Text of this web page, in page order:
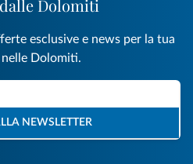
Dolomiti
esclusive e news per la tua
nelle Dolomiti.
NEWSLETTER